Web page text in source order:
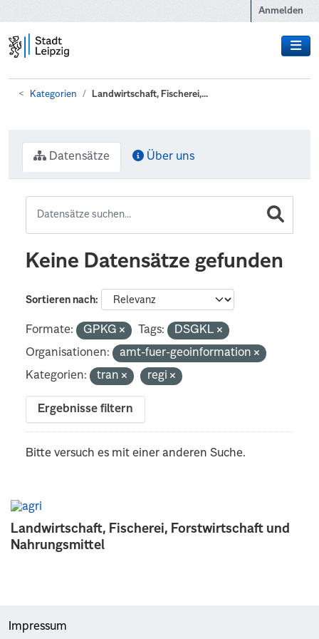
Anmelden
Kategorien Landwirtschaft, Fischerei,...
Landwirtschaft, Fischerei, Forstwirtschaft und
Nahrungsmittel
Datensätze Über uns
Keine Datensätze gefunden
Sortieren nach
Formate: GPKG Tags:
DSGKL
Organisationen:
amt-fuer-geoinformation
Kategorien:
tran regi
Ergebnisse filtern
Bitte versuch es mit einer anderen Suche.
Impressum